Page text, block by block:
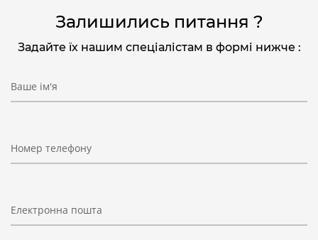
Залишились питання ?
Задайте їх нашим спеціалістам в формі нижче :
Ваше ім'я
Номер телефону
Електронна пошта